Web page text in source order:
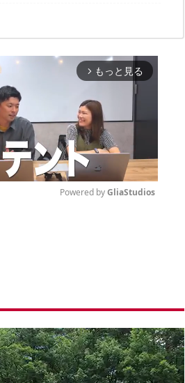
arrow_forward_ios もっと見る
Powered by GliaStudios